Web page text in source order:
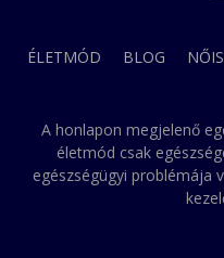
ÉLETMÓD BLOG
A honlapon megjelenő
életmód csak
egészségügyi problémája